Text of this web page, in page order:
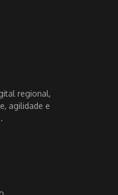
regional,
agilidade e